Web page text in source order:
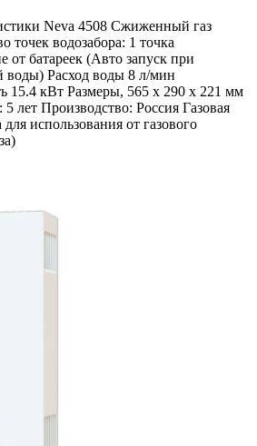
Neva 4508 Сжиженный газ
точек водозабора: 1 точка
от батареек (Авто запуск при
воды) Расход воды 8 л/мин
15.4 кВт Размеры, 565 х 290 х 221 мм
лет Производство: Россия Газовая
использования от газового